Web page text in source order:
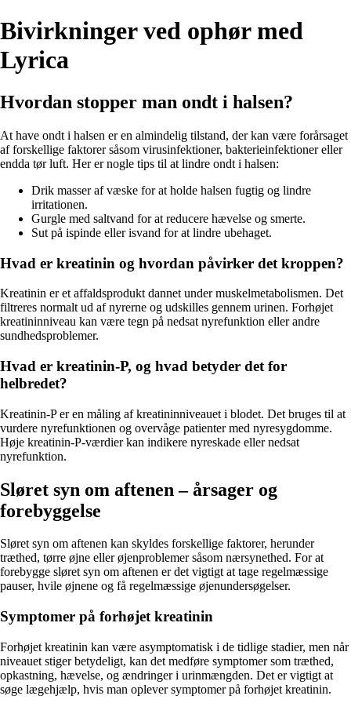
Bivirkninger ved ophør med
Lyrica
Hvordan stopper man ondt i halsen?
At have ondt i halsen er en almindelig tilstand, der kan være forårsaget
af forskellige faktorer såsom virusinfektioner, bakterieinfektioner eller
endda tør luft. Her er nogle tips til at lindre ondt i halsen:
Drik masser af væske for at holde halsen fugtig og lindre
irritationen.
Gurgle med saltvand for at reducere hævelse og smerte.
Sut på ispinde eller isvand for at lindre ubehaget.
Hvad er kreatinin og hvordan påvirker det kroppen?
Kreatinin er et affaldsprodukt dannet under muskelmetabolismen. Det
filtreres normalt ud af nyrerne og udskilles gennem urinen. Forhøjet
kreatininniveau kan være tegn på nedsat nyrefunktion eller andre
sundhedsproblemer.
Hvad er kreatinin-P, og hvad betyder det for
helbredet?
Kreatinin-P er en måling af kreatininniveauet i blodet. Det bruges til at
vurdere nyrefunktionen og overvåge patienter med nyresygdomme.
Høje kreatinin-P-værdier kan indikere nyreskade eller nedsat
nyrefunktion.
Sløret syn om aftenen – årsager og
forebyggelse
Sløret syn om aftenen kan skyldes forskellige faktorer, herunder
træthed, tørre øjne eller øjenproblemer såsom nærsynethed. For at
forebygge sløret syn om aftenen er det vigtigt at tage regelmæssige
pauser, hvile øjnene og få regelmæssige øjenundersøgelser.
Symptomer på forhøjet kreatinin
Forhøjet kreatinin kan være asymptomatisk i de tidlige stadier, men når
niveauet stiger betydeligt, kan det medføre symptomer som træthed,
opkastning, hævelse, og ændringer i urinmængden. Det er vigtigt at
søge lægehjælp, hvis man oplever symptomer på forhøjet kreatinin.